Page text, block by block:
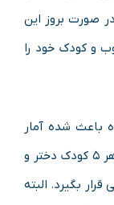
صورت بروز این
و کودک خود را
باعث شده آمار
آزار جنسی کودکان به قدری بالا باشد که از هر ۵ کودک دختر و
بگیرد. البته